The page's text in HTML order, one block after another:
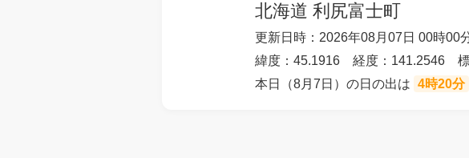
北海道 利尻富士町
更新日時：2026年08月07日 00時00
緯度：45.1916 経度：141.2546 標
本日（8月7日）の日の出は 4時20分